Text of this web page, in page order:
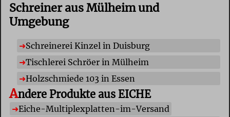
Schreiner aus Mülheim und
Umgebung
Schreinerei Kinzel in Duisburg
Tischlerei Schröer in Mülheim
Holzschmiede 103 in Essen
Andere Produkte aus EICHE
Eiche-Multiplexplatten-im-Versand